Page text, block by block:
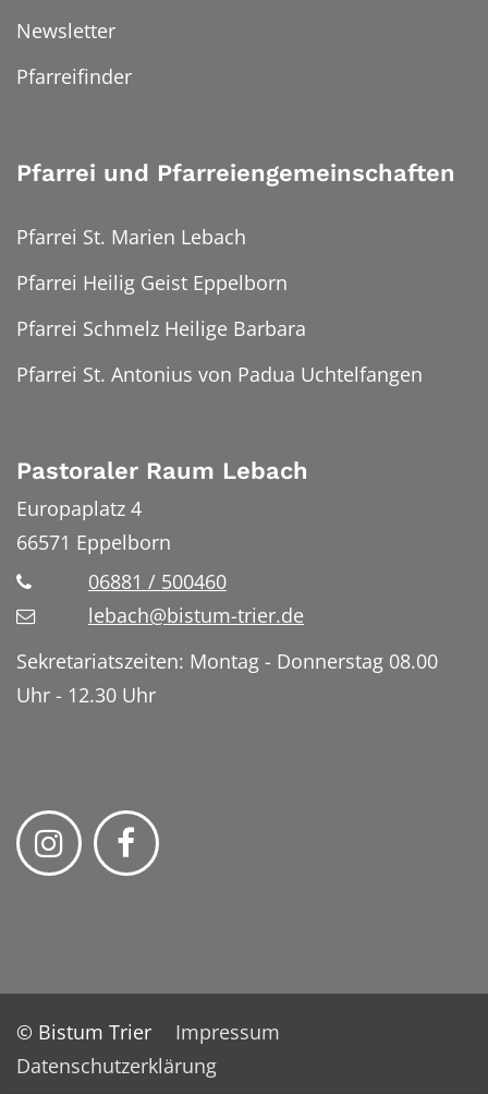
Newsletter
Pfarreifinder
Pfarrei und Pfarreiengemeinschaften
Pfarrei St. Marien Lebach
Pfarrei Heilig Geist Eppelborn
Pfarrei Schmelz Heilige Barbara
Pfarrei St. Antonius von Padua Uchtelfangen
Pastoraler Raum Lebach
Europaplatz 4
66571 Eppelborn
06881 / 500460
lebach@bistum-trier.de
Sekretariatszeiten: Montag - Donnerstag 08.00
Uhr - 12.30 Uhr
© Bistum Trier
Impressum
Datenschutzerklärung